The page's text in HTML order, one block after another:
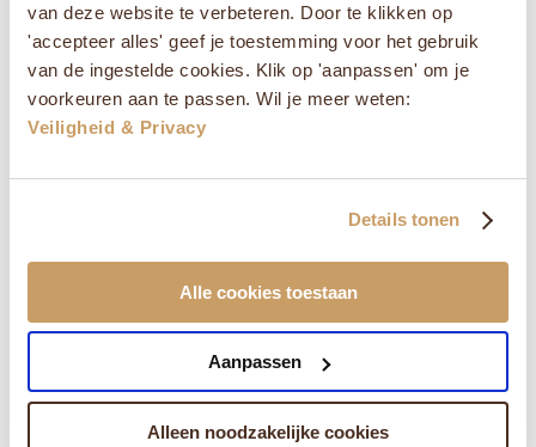
van deze website te verbeteren. Door te klikken op
'accepteer alles' geef je toestemming voor het gebruik
van de ingestelde cookies. Klik op 'aanpassen' om je
voorkeuren aan te passen. Wil je meer weten:
Veiligheid & Privacy
Details tonen
Alle cookies toestaan
Aanpassen
Alleen noodzakelijke cookies
Goede koffie op de camping? Dit is de
zomertrend van 2026
Eerste ochtend op de camping. Slaapzak nog warm,
vogelgezang, frisse lucht. Bij de
buren staat al een campingbrander aan en ruik je de
geur v...
Voor veel koffieliefhebbers begint de dag pas écht met
een goede kop koffie. Maar zodra de koffiemachine
thuisblijft en de zomervakantie begint,...
Lees meer
Flores Laga Lizu. Een uitgesproken koffie uit de